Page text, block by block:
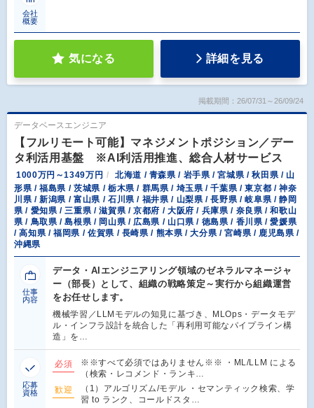
会社
概要
気になる 詳細を見る
掲載期間：26/07/31～26/09/24
データベースエンジニア
【フルリモート可能】マネジメントポジション／デー
タ利活用基盤 ※AI利活用推進、総合人材サービス
1000万円～1349万円
北海道 / 青森県 / 岩手県 / 宮城県 / 秋田県 / 山
形県 / 福島県 / 茨城県 / 栃木県 / 群馬県 / 埼玉県 / 千葉県 / 東京都 / 神奈
川県 / 新潟県 / 富山県 / 石川県 / 福井県 / 山梨県 / 長野県 / 岐阜県 / 静岡
県 / 愛知県 / 三重県 / 滋賀県 / 京都府 / 大阪府 / 兵庫県 / 奈良県 / 和歌山
県 / 鳥取県 / 島根県 / 岡山県 / 広島県 / 山口県 / 徳島県 / 香川県 / 愛媛県
/ 高知県 / 福岡県 / 佐賀県 / 長崎県 / 熊本県 / 大分県 / 宮崎県 / 鹿児島県 /
沖縄県
仕事
内容
データ・AIエンジニアリング領域のゼネラルマネージャ
ー（部長）として、組織の戦略策定～実行から組織運営
をお任せします。
機械学習／LLMモデルの知見に基づき、MLOps・データモデ
ル・インフラ設計を統合した「再利用可能なパイプライン構
造」を…
応募
資格
必須
※※すべて必須ではありません※※ ・ML/LLM による
（検索・レコメンド・ランキ…
歓迎
（1）アルゴリズム/モデル ・セマンティック検索、学
習 to ランク、コールドスタ…